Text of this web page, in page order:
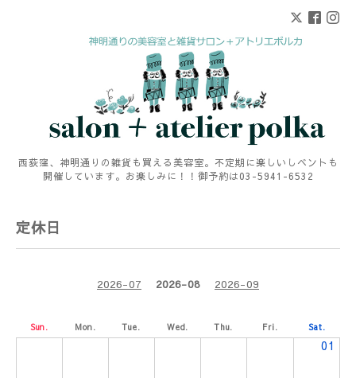
西荻窪、神明通りの雑貨も買える美容室。不定期に楽しいしベントも
開催しています。お楽しみに！！御予約は03-5941-6532
定休日
2026-07 2026-08 2026-09
Sun. Mon. Tue. Wed. Thu. Fri. Sat.
01